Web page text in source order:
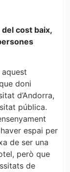
cost baix,
doni
d’Andorra,
pública.
espai per
de ser una
però que
de